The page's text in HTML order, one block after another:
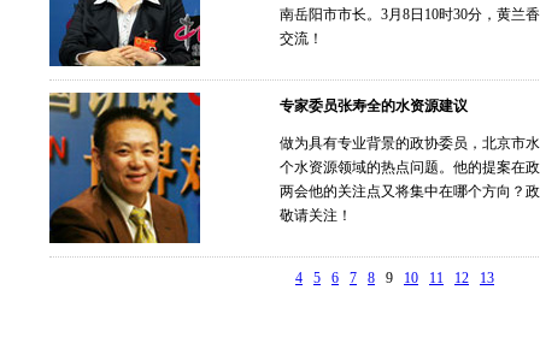
南岳阳市市长。3月8日10时30分，黄兰
交流！
专家委员张寿全的水资源建议
做为具有专业背景的政协委员，北京市
个水资源领域的热点问题。他的提案在
两会他的关注点又将集中在哪个方向？
敬请关注！
4 5 6 7 8 9 10 11 12 13